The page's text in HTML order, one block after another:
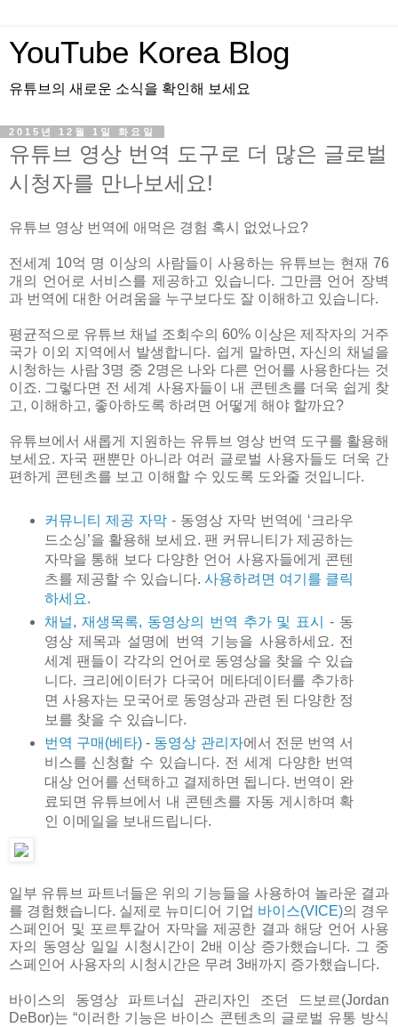
YouTube Korea Blog
유튜브의 새로운 소식을 확인해 보세요
2015년 12월 1일 화요일
유튜브 영상 번역 도구로 더 많은 글로벌
시청자를 만나보세요!
유튜브 영상 번역에 애먹은 경험 혹시 없었나요?
전세계 10억 명 이상의 사람들이 사용하는 유튜브는 현재 76
개의 언어로 서비스를 제공하고 있습니다. 그만큼 언어 장벽
과 번역에 대한 어려움을 누구보다도 잘 이해하고 있습니다.
평균적으로 유튜브 채널 조회수의 60% 이상은 제작자의 거주
국가 이외 지역에서 발생합니다. 쉽게 말하면, 자신의 채널을
시청하는 사람 3명 중 2명은 나와 다른 언어를 사용한다는 것
이죠. 그렇다면 전 세계 사용자들이 내 콘텐츠를 더욱 쉽게 찾
고, 이해하고, 좋아하도록 하려면 어떻게 해야 할까요?
유튜브에서 새롭게 지원하는 유튜브 영상 번역 도구를 활용해
보세요. 자국 팬뿐만 아니라 여러 글로벌 사용자들도 더욱 간
편하게 콘텐츠를 보고 이해할 수 있도록 도와줄 것입니다.
커뮤니티 제공 자막 - 동영상 자막 번역에 ‘크라우
드소싱’을 활용해 보세요. 팬 커뮤니티가 제공하는
자막을 통해 보다 다양한 언어 사용자들에게 콘텐
츠를 제공할 수 있습니다.사용하려면 여기를 클릭
하세요.
채널, 재생목록, 동영상의 번역 추가 및 표시
- 동
영상 제목과 설명에 번역 기능을 사용하세요. 전
세계 팬들이 각각의 언어로 동영상을 찾을 수 있습
니다. 크리에이터가 다국어 메타데이터를 추가하
면 사용자는 모국어로 동영상과 관련 된 다양한 정
보를 찾을 수 있습니다.
번역 구매(베타)- 동영상 관리자에서 전문 번역 서
비스를 신청할 수 있습니다. 전 세계 다양한 번역
대상 언어를 선택하고 결제하면 됩니다. 번역이 완
료되면 유튜브에서 내 콘텐츠를 자동 게시하며 확
인 이메일을 보내드립니다.
일부 유튜브 파트너들은 위의 기능들을 사용하여 놀라운 결과
를 경험했습니다. 실제로 뉴미디어 기업 바이스(VICE)의 경우
스페인어 및 포르투갈어 자막을 제공한 결과 해당 언어 사용
자의 동영상 일일 시청시간이 2배 이상 증가했습니다. 그 중
스페인어 사용자의 시청시간은 무려 3배까지 증가했습니다.
바이스의 동영상 파트너십 관리자인 조던 드보르(Jordan
DeBor)는 “이러한 기능은 바이스 콘텐츠의 글로벌 유통 방식